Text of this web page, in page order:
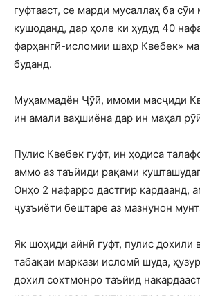
гуфтааст, се марди мусаллаҳ ба
кушоданд, дар ҳоле ки ҳудуд 40
фарҳангӣ-исломии шаҳр Квебек»
буданд.
Муҳаммадён Ҷӯӣ, имоми масҷиди
ин амали ваҳшиёна дар ин маҳал
Пулис Квебек гуфт, ин ҳодиса
аммо аз таъйиди рақами
Онҳо 2 нафарро дастгир кардаанд,
ҷузъиёти бештаре аз мазнунон
Як шоҳиди айнӣ гуфт, пулис дохили
табақаи маркази исломӣ шуда,
дохил сохтмонро таъйид